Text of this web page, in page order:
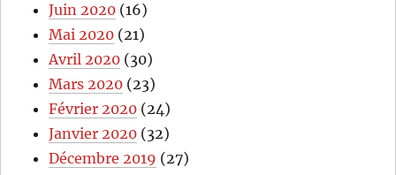
Juin 2020 (16)
Mai 2020 (21)
Avril 2020 (30)
Mars 2020 (23)
Février 2020 (24)
Janvier 2020 (32)
Décembre 2019 (27)